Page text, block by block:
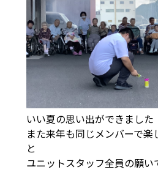
いい夏の思い出ができました
また来年も同じメンバーで楽
と
ユニットスタッフ全員の願い